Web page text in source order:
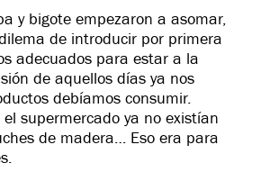
y bigote empezaron a asomar,
de introducir por primera
adecuados para estar a la
de aquellos días ya nos
debíamos consumir.
supermercado ya no existían
de madera… Eso era para